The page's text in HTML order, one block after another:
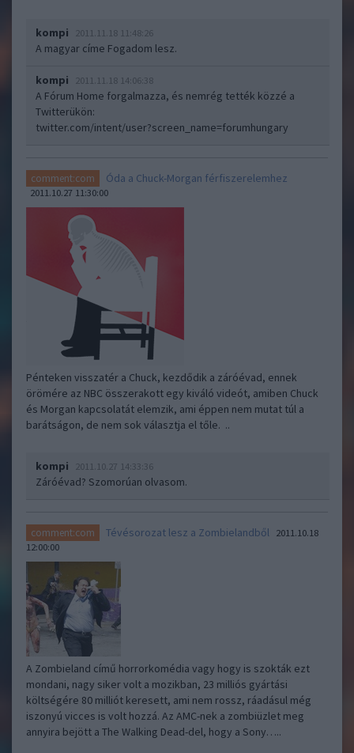
kompi 2011.11.18 11:48:26
A magyar címe Fogadom lesz.
kompi 2011.11.18 14:06:38
A Fórum Home forgalmazza, és nemrég tették közzé a
Twitterükön:
twitter.com/intent/user?screen_name=forumhungary
comment:com Óda a Chuck-Morgan férfiszerelemhez
2011.10.27 11:30:00
Pénteken visszatér a Chuck, kezdődik a záróévad, ennek
örömére az NBC összerakott egy kiváló videót, amiben Chuck
és Morgan kapcsolatát elemzik, ami éppen nem mutat túl a
barátságon, de nem sok választja el tőle. ..
kompi 2011.10.27 14:33:36
Záróévad? Szomorúan olvasom.
comment:com Tévésorozat lesz a Zombielandből 2011.10.18
12:00:00
A Zombieland című horrorkomédia vagy hogy is szokták ezt
mondani, nagy siker volt a mozikban, 23 milliós gyártási
költségére 80 milliót keresett, ami nem rossz, ráadásul még
iszonyú vicces is volt hozzá. Az AMC-nek a zombiüzlet meg
annyira bejött a The Walking Dead-del, hogy a Sony…..